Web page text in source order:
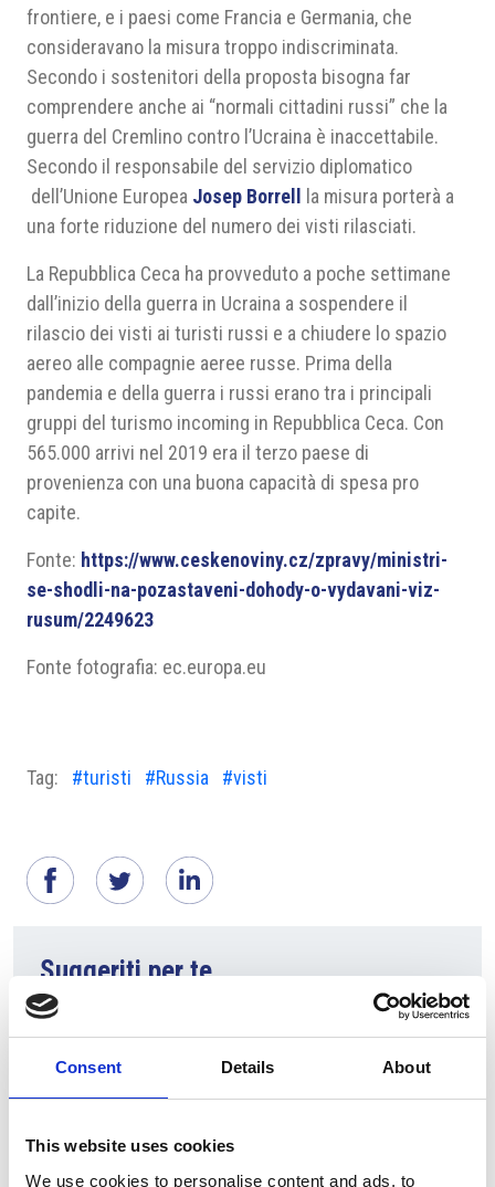
Consent Details About
This website uses cookies
We use cookies to personalise content and ads, to
frontiere, e i paesi come Francia e Germania, che
consideravano la misura troppo indiscriminata.
Secondo i sostenitori della proposta bisogna far
comprendere anche ai “normali cittadini russi” che la
guerra del Cremlino contro l’Ucraina è inaccettabile.
Secondo il responsabile del servizio diplomatico
dell’Unione Europea Josep Borrell
la misura porterà a
una forte riduzione del numero dei visti rilasciati.
La Repubblica Ceca ha provveduto a poche settimane
dall’inizio della guerra in Ucraina a sospendere il
rilascio dei visti ai turisti russi e a chiudere lo spazio
aereo alle compagnie aeree russe. Prima della
pandemia e della guerra i russi erano tra i principali
gruppi del turismo incoming in Repubblica Ceca. Con
565.000 arrivi nel 2019 era il terzo paese di
provenienza con una buona capacità di spesa pro
capite.
Fonte: https://www.ceskenoviny.cz/zpravy/ministri-
se-shodli-na-pozastaveni-dohody-o-vydavani-viz-
rusum/2249623
Fonte fotografia: ec.europa.eu
Tag: #turisti #Russia #visti
Suggeriti per te